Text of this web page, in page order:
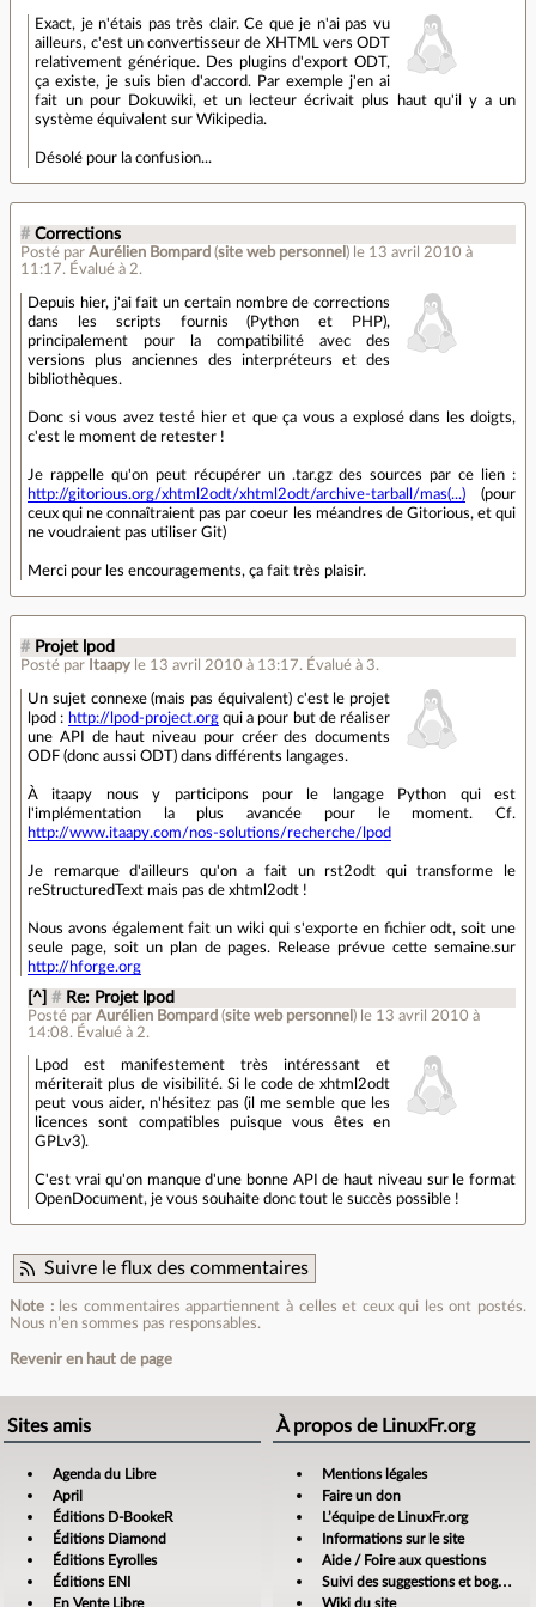
Exact, je n'étais pas très clair. Ce que je n'ai pas vu
ailleurs, c'est un convertisseur de XHTML vers ODT
relativement générique. Des plugins d'export ODT,
ça existe, je suis bien d'accord. Par exemple j'en ai
fait un pour Dokuwiki, et un lecteur écrivait plus haut qu'il y a un
système équivalent sur Wikipedia.
Désolé pour la confusion...
# Corrections
Posté par Aurélien Bompard (site web personnel ) le 13 avril 2010 à
11:17. Évalué à 2.
Depuis hier, j'ai fait un certain nombre de corrections
dans les scripts fournis (Python et PHP),
principalement pour la compatibilité avec des
versions plus anciennes des interpréteurs et des
bibliothèques.
Donc si vous avez testé hier et que ça vous a explosé dans les doigts,
c'est le moment de retester !
Je rappelle qu'on peut récupérer un .tar.gz des sources par ce lien :
http://gitorious.org/xhtml2odt/xhtml2odt/archive-tarball/mas(...) (pour
ceux qui ne connaîtraient pas par coeur les méandres de Gitorious, et qui
ne voudraient pas utiliser Git)
Merci pour les encouragements, ça fait très plaisir.
# Projet lpod
Posté par Itaapy le 13 avril 2010 à 13:17. Évalué à 3.
Un sujet connexe (mais pas équivalent) c'est le projet
lpod : http://lpod-project.orgqui a pour but de réaliser
une API de haut niveau pour créer des documents
ODF (donc aussi ODT) dans différents langages.
À itaapy nous y participons pour le langage Python qui est
l'implémentation la plus avancée pour le moment. Cf.
http://www.itaapy.com/nos-solutions/recherche/lpod
Je remarque d'ailleurs qu'on a fait un rst2odt qui transforme le
reStructuredText mais pas de xhtml2odt !
Nous avons également fait un wiki qui s'exporte en fichier odt, soit une
seule page, soit un plan de pages. Release prévue cette semaine.sur
http://hforge.org
[^] # Re: Projet lpod
Posté parAurélien Bompard (site web personnel ) le 13 avril 2010 à
14:08. Évalué à 2.
Lpod est manifestement très intéressant et
mériterait plus de visibilité. Si le code de xhtml2odt
peut vous aider, n'hésitez pas (il me semble que les
licences sont compatibles puisque vous êtes en
GPLv3).
C'est vrai qu'on manque d'une bonne API de haut niveau sur le format
OpenDocument, je vous souhaite donc tout le succès possible !
Suivre le flux des commentaires
Note :les commentaires appartiennent à celles et ceux qui les ont postés.
Nous n’en sommes pas responsables.
Revenir en haut de page
Sites amis
Agenda du Libre
April
Éditions D-BookeR
Éditions Diamond
Éditions Eyrolles
Éditions ENI
En Vente Libre
À propos de LinuxFr.org
Mentions légales
Faire un don
L’équipe de LinuxFr.org
Informations sur le site
Aide / Foire aux questions
Suivi des suggestions et bogues
Wiki du site